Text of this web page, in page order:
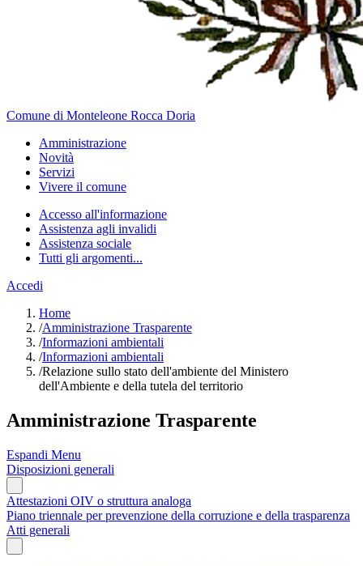
Comune di Monteleone Rocca Doria
Amministrazione
Novità
Servizi
Vivere il comune
Accesso all'informazione
Assistenza agli invalidi
Assistenza sociale
Tutti gli argomenti...
Accedi
Home
/Amministrazione Trasparente
/Informazioni ambientali
/Informazioni ambientali
/Relazione sullo stato dell'ambiente del Ministero
dell'Ambiente e della tutela del territorio
Amministrazione Trasparente
Espandi Menu
Disposizioni generali
Attestazioni OIV o struttura analoga
Piano triennale per prevenzione della corruzione e della trasparenza
Atti generali